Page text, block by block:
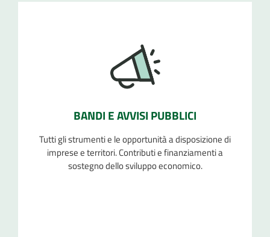
BANDI E AVVISI PUBBLICI
Tutti gli strumenti e le opportunità a disposizione di
imprese e territori. Contributi e finanziamenti a
sostegno dello sviluppo economico.